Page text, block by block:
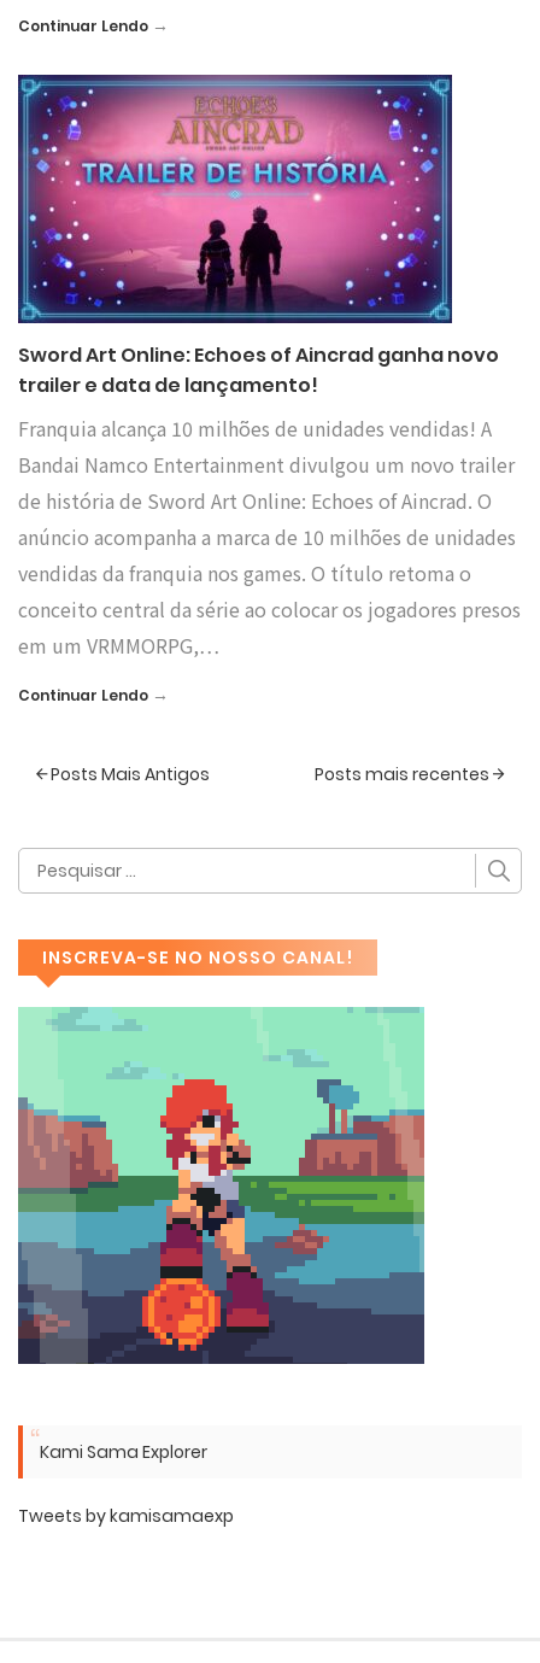
Continuar Lendo →
Sword Art Online: Echoes of Aincrad ganha novo
trailer e data de lançamento!
Franquia alcança 10 milhões de unidades vendidas! A
Bandai Namco Entertainment divulgou um novo trailer
de história de Sword Art Online: Echoes of Aincrad. O
anúncio acompanha a marca de 10 milhões de unidades
vendidas da franquia nos games. O título retoma o
conceito central da série ao colocar os jogadores presos
em um VRMMORPG,…
Continuar Lendo →
Posts Mais Antigos Posts mais recentes
INSCREVA-SE NO NOSSO CANAL!
Kami Sama Explorer
Tweets by kamisamaexp